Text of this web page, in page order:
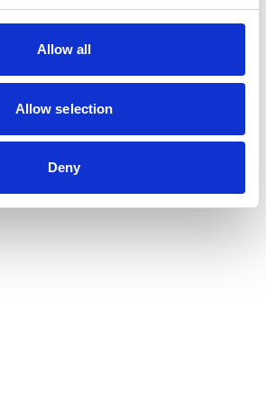
Allow all
Allow selection
Deny